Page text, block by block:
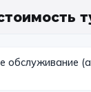
обслуживание